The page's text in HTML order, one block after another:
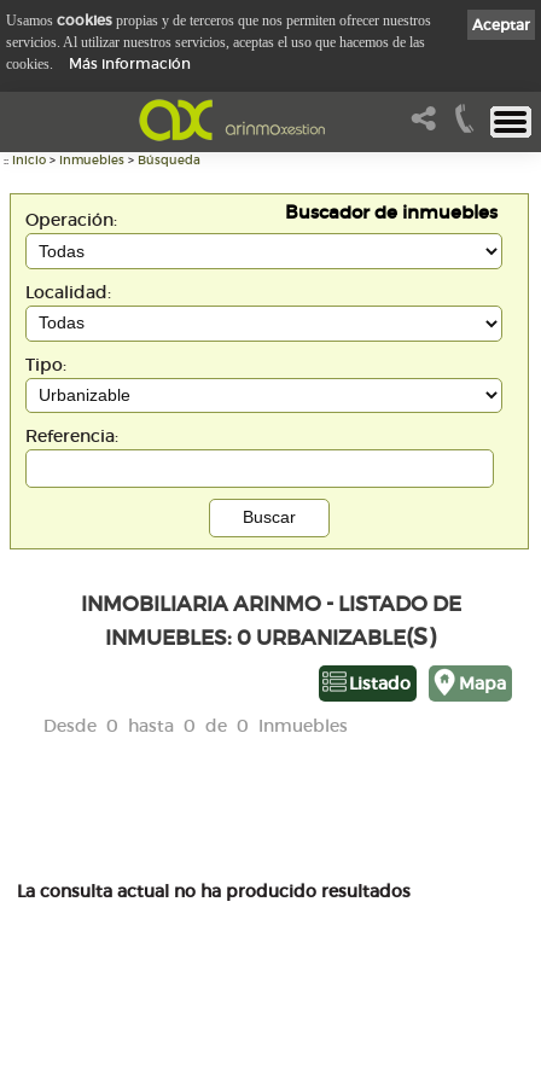
:: Inicio > Inmuebles > Búsqueda
Buscador de inmuebles
Operación:
Localidad:
Tipo:
Referencia:
INMOBILIARIA ARINMO - LISTADO DE
INMUEBLES: 0 URBANIZABLE(S)
Mapa
Listado
Desde 0 hasta 0 de 0 Inmuebles
La consulta actual no ha producido resultados
Aceptar
Usamos cookies propias y de terceros que nos permiten ofrecer nuestros
servicios. Al utilizar nuestros servicios, aceptas el uso que hacemos de las
cookies.
Más información